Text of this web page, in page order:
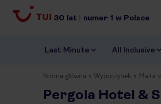
30 lat | numer 1 w Polsce
Last Minute All Inclusive
Strona główna Wypoczynek Malta
Pergola Hotel &